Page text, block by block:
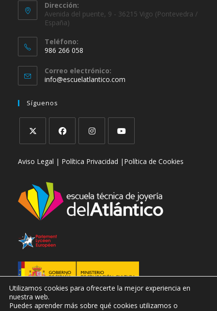
Dirección:
Avenida del puente, 9 - 36215 Vigo (Pontevedra /
España)
Teléfono:
986 266 058
abre
en
Correo electrónico:
info@escuelatlantico.com
Síguenos
abre
nueva
pestaña
abre
una
nueva
pestaña
abre
nueva
pestaña
abre
nueva
pestaña
Aviso Legal | Política Privacidad | Política de Cookies
Utilizamos cookies para ofrecerte la mejor experiencia en
nuestra web.
Puedes aprender más sobre qué cookies utilizamos o